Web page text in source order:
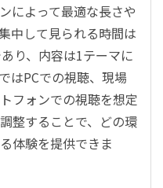
によって最適な長さや
中して見られる時間は
り、内容は1テーマに
はPCでの視聴、現場
フォンでの視聴を想定
整することで、どの環
体験を提供できま